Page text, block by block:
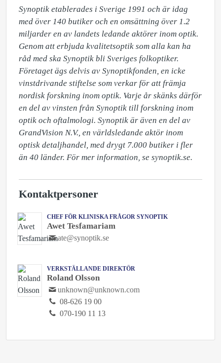
Synoptik etablerades i Sverige 1991 och är idag
med över 140 butiker och en omsättning över 1.2
miljarder en av landets ledande aktörer inom optik.
Genom att erbjuda kvalitetsoptik som alla kan ha
råd med ska Synoptik bli Sveriges folkoptiker.
Företaget ägs delvis av Synoptikfonden, en icke
vinstdrivande stiftelse som verkar för att främja
nordisk forskning inom optik. Varje år skänks därför
en del av vinsten från Synoptik till forskning inom
optik och oftalmologi. Synoptik är även en del av
GrandVision N.V., en världsledande aktör inom
optisk detaljhandel, med drygt 7.000 butiker i fler
än 40 länder. För mer information, se synoptik.se.
Kontaktpersoner
CHEF FÖR KLINISKA FRÅGOR SYNOPTIK
Awet Tesfamariam
ate@synoptik.se
VERKSTÄLLANDE DIREKTÖR
Roland Olsson
unknown@unknown.com
08-626 19 00
070-190 11 13